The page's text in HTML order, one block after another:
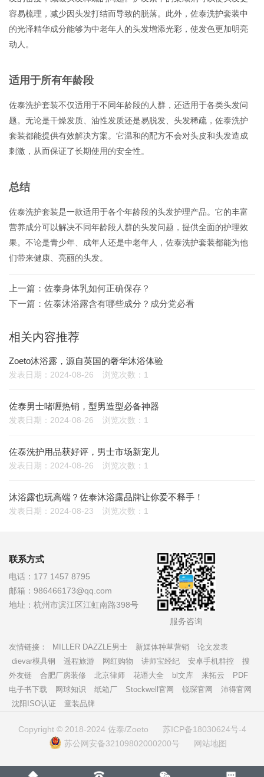
容易梳理，减少因头发打结而导致的脱落。此外，佐泰洗护套装中
的光泽精华成分能够为中老年人的头发增添光彩，使发色更加明亮
动人。
适用于所有年龄段
佐泰洗护套装不仅适用于不同年龄段的人群，还适用于各类头发问
题。无论是干燥发质、油性发质还是易脱发、头发稀疏，佐泰洗护
套装都能提供有效解决方案。它温和的配方不会对头皮和头发造成
刺激，从而保证了长期使用的安全性。
总结
佐泰洗护套装是一款适用于各个年龄段的头发护理产品。它的丰富
营养成分可以解决不同年龄段人群的头发问题，提供全面的护理效
果。不论是青少年、成年人还是中老年人，佐泰洗护套装都能为他
们带来健康、亮丽的头发。
上一篇： 佐泰身体乳如何正确保存？
下一篇： 佐泰沐浴露含有哪些成分？成分党必看
相关内容推荐
Zoeto沐浴露，源自英国的奢华沐浴体验
发表日期：2024-08-26 浏览次数：1
佐泰男士啫喱热销，型男造型必备神器
发表日期：2024-08-26 浏览次数：1
佐泰洗护用品获好评，男士市场新宠儿
发表日期：2024-08-26 浏览次数：1
沐浴露也玩高端？佐泰沐浴露品牌让你爱不释手！
发表日期：2024-08-23 浏览次数：1
联系方式
电话： 177 1457 8795
邮箱： 986466173@qq.com
地址： 杭州市滨江区江虹南路398号
服务咨询
友情链接： MILLER DAZZLE男士 新媒体种草营销
论文发表
dievar模具钢
遥程旅游 网红购物 讲师宝经纪 安卓手机群控
搜
外友链
合肥厂房装修 北京律师 花语大全 bl文库 来拓云
PDF
电子书下载
网球知识 纸箱厂 Stockwell官网 锐琛官网
沛得官网
沈阳ISO认证
童装品牌
Copyright © 2018-2024 佐泰/Zoeto
苏ICP备18030624号-4
苏公网安备32109802000200号
网站地图